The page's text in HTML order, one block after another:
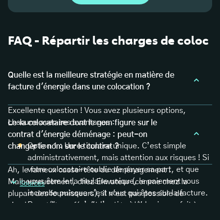
FAQ - Répartir les charges de coloc
Quelle est la meilleure stratégie en matière de
facture d'énergie dans une colocation ?
Excellente question ! Vous avez plusieurs options,
chacune avec ses avantages :
Option 1 : Un·e titulaire unique. C’est simple
administrativement, mais attention aux risques ! Si
votre colocataire oublie de payer sa part, et que
vous être le·la titulaire unique, le paiement vous
incombe puisque c'est vous qui êtes sur la facture.
Pour résumer, c’est l’option idéale si vous faites
Le·la colocataire dont le nom figure sur le
contrat d'énergie déménage : peut-on
changer le nom sur le contrat ?
Ah, le fameux casse-tête du déménagement !
Malheureusement, chez Ekwateur (comme chez la
plupart des fournisseurs), il n'est pas possible de
simplement "transférer" un contrat d'une personne à
Sources